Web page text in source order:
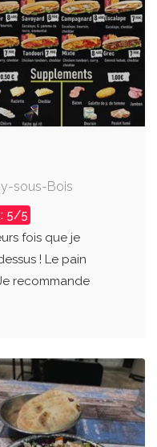
sous-Bois
5/5
fois que je
! Le pain
recommande